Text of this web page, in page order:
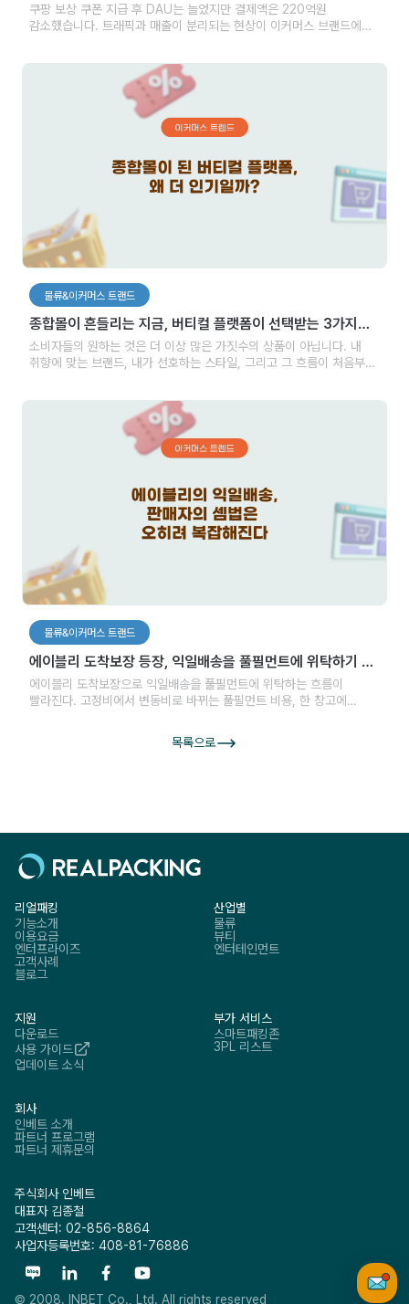
쿠팡 보상 쿠폰 지급 후 DAU는 늘었지만 결제액은 220억원
감소했습니다. 트래픽과 매출이 분리되는 현상이 이커머스 브랜드에게
물류&이커머스 트랜드
종합몰이 흔들리는 지금, 버티컬 플랫폼이 선택받는 3가지
이유
소비자들의 원하는 것은 더 이상 많은 가짓수의 상품이 아닙니다. 내
취향에 맞는 브랜드, 내가 선호하는 스타일, 그리고 그 흐름이 처음부터
스타일과 가치관을 기반으로 마음에 드는 제품을 발견했을 때 구매를
결정합니다. 그래서 다 있는 곳보다는 나와 어울리는 결이 있는 곳에 더
오래 머뭅니다. 이제 이커머스는 단순히 물건을 판매하는 플랫폼이
아니라 소비자의 감성과 연결되는 공간이 되어가고 있습니다.
물류&이커머스 트랜드
에이블리 도착보장 등장, 익일배송을 풀필먼트에 위탁하기 전
판매자가 따질 세 가지
에이블리 도착보장으로 익일배송을 풀필먼트에 위탁하는 흐름이
빨라진다. 고정비에서 변동비로 바뀌는 풀필먼트 비용, 한 창고에
목록으로
리얼패킹
기능소개
이용요금
엔터프라이즈
고객사례
블로그
산업별
물류
뷰티
엔터테인먼트
지원
다운로드
사용 가이드
업데이트 소식
부가 서비스
스마트패킹존
3PL 리스트
회사
인베트 소개
파트너 프로그램
파트너 제휴문의
주식회사 인베트
대표자 김종철
고객센터: 02-856-8864
사업자등록번호: 408-81-76886
© 2008. INBET Co., Ltd. All rights reserved